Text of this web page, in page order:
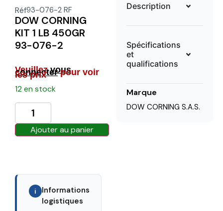
Réf93-076-2 RF
DOW CORNING
KIT 1 LB 450GR
93-076-2
Veuillezvous
connecterpour voir
les prix
12 en stock
Ajouter au panier
i
Informations
logistiques
Description
Spécifications
et
qualifications
Marque
DOW CORNING S.A.S.